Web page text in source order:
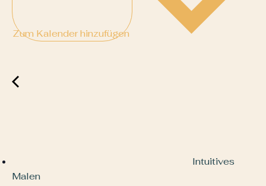
Zum Kalender hinzufügen
Intuitives
Malen